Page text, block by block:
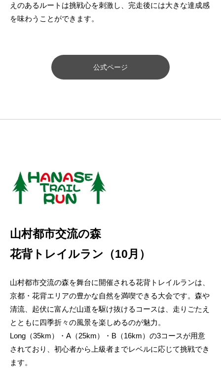
えのあるルートは挑戦心を刺激し、完走後には大きな達成感
を味わうことができます。
公式ページ
山村都市交流の森
花背トレイルラン（10月）
山村都市交流の森を舞台に開催される花背トレイルランは、
京都・花背エリアの豊かな自然を満喫できる大会です。森や
清流、起伏に富んだ山道を駆け抜けるコースは、走りごたえ
とともに四季折々の風景を楽しめるのが魅力。
Long（35km）・A（25km）・B（16km）の3コースが用意
されており、初心者から上級者までレベルに応じて挑戦でき
ます。